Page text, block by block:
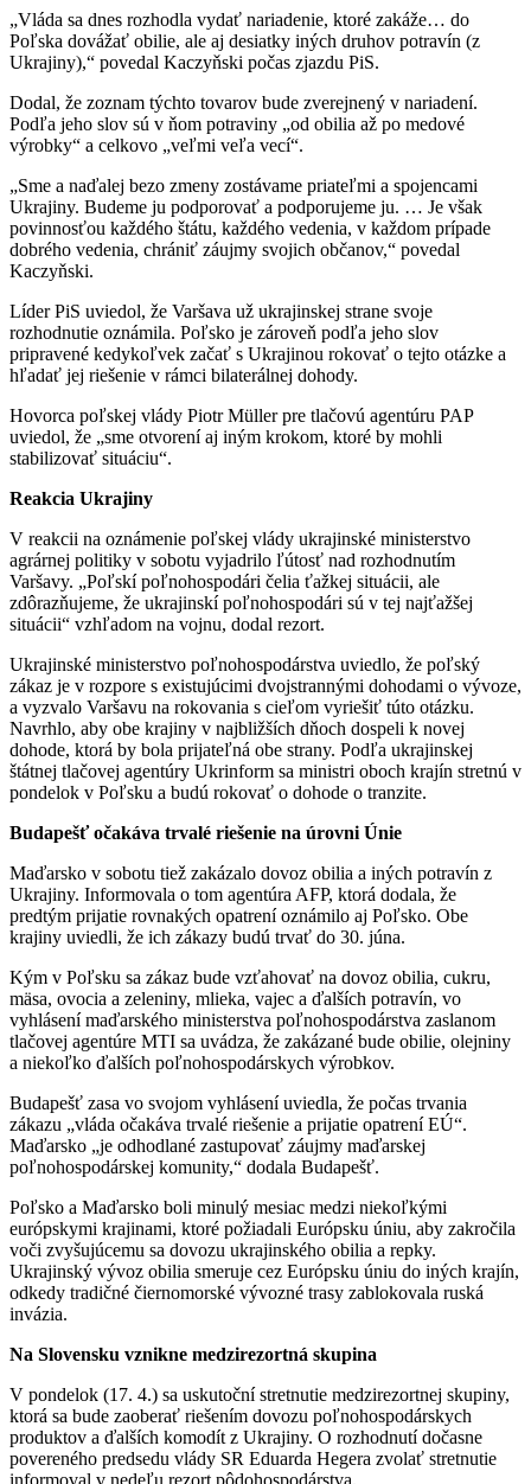
„Vláda sa dnes rozhodla vydať nariadenie, ktoré zakáže… do
Poľska dovážať obilie, ale aj desiatky iných druhov potravín (z
Ukrajiny),“ povedal Kaczyňski počas zjazdu PiS.
Dodal, že zoznam týchto tovarov bude zverejnený v nariadení.
Podľa jeho slov sú v ňom potraviny „od obilia až po medové
výrobky“ a celkovo „veľmi veľa vecí“.
„Sme a naďalej bezo zmeny zostávame priateľmi a spojencami
Ukrajiny. Budeme ju podporovať a podporujeme ju. … Je však
povinnosťou každého štátu, každého vedenia, v každom prípade
dobrého vedenia, chrániť záujmy svojich občanov,“ povedal
Kaczyňski.
Líder PiS uviedol, že Varšava už ukrajinskej strane svoje
rozhodnutie oznámila. Poľsko je zároveň podľa jeho slov
pripravené kedykoľvek začať s Ukrajinou rokovať o tejto otázke a
hľadať jej riešenie v rámci bilaterálnej dohody.
Hovorca poľskej vlády Piotr Müller pre tlačovú agentúru PAP
uviedol, že „sme otvorení aj iným krokom, ktoré by mohli
stabilizovať situáciu“.
Reakcia Ukrajiny
V reakcii na oznámenie poľskej vlády ukrajinské ministerstvo
agrárnej politiky v sobotu vyjadrilo ľútosť nad rozhodnutím
Varšavy. „Poľskí poľnohospodári čelia ťažkej situácii, ale
zdôrazňujeme, že ukrajinskí poľnohospodári sú v tej najťažšej
situácii“ vzhľadom na vojnu, dodal rezort.
Ukrajinské ministerstvo poľnohospodárstva uviedlo, že poľský
zákaz je v rozpore s existujúcimi dvojstrannými dohodami o vývoze,
a vyzvalo Varšavu na rokovania s cieľom vyriešiť túto otázku.
Navrhlo, aby obe krajiny v najbližších dňoch dospeli k novej
dohode, ktorá by bola prijateľná obe strany. Podľa ukrajinskej
štátnej tlačovej agentúry Ukrinform sa ministri oboch krajín stretnú v
pondelok v Poľsku a budú rokovať o dohode o tranzite.
Budapešť očakáva trvalé riešenie na úrovniÚnie
Maďarsko v sobotu tiež zakázalo dovoz obilia a iných potravín z
Ukrajiny. Informovala o tom agentúra AFP, ktorá dodala, že
predtým prijatie rovnakých opatrení oznámilo aj Poľsko. Obe
krajiny uviedli, že ich zákazy budú trvať do 30. júna.
Kým v Poľsku sa zákaz bude vzťahovať na dovoz obilia, cukru,
mäsa, ovocia a zeleniny, mlieka, vajec a ďalších potravín, vo
vyhlásení maďarského ministerstva poľnohospodárstva zaslanom
tlačovej agentúre MTI sa uvádza, že zakázané bude obilie, olejniny
a niekoľko ďalších poľnohospodárskych výrobkov.
Budapešť zasa vo svojom vyhlásení uviedla, že počas trvania
zákazu „vláda očakáva trvalé riešenie a prijatie opatrení EÚ“.
Maďarsko „je odhodlané zastupovať záujmy maďarskej
poľnohospodárskej komunity,“ dodala Budapešť.
Poľsko a Maďarsko boli minulý mesiac medzi niekoľkými
európskymi krajinami, ktoré požiadali Európsku úniu, aby zakročila
voči zvyšujúcemu sa dovozu ukrajinského obilia a repky.
Ukrajinský vývoz obilia smeruje cez Európsku úniu do iných krajín,
odkedy tradičné čiernomorské vývozné trasy zablokovala ruská
invázia.
Na Slovensku vznikne medzirezortná skupina
V pondelok (17. 4.) sa uskutoční stretnutie medzirezortnej skupiny,
ktorá sa bude zaoberať riešením dovozu poľnohospodárskych
produktov a ďalších komodít z Ukrajiny. O rozhodnutí dočasne
povereného predsedu vlády SR Eduarda Hegera zvolať stretnutie